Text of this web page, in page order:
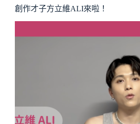
創作才子方立維ALI來啦！